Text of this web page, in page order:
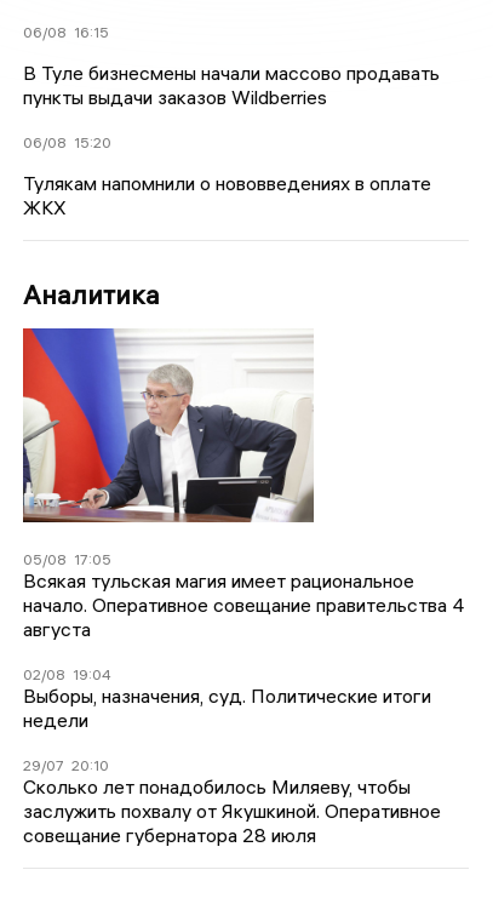
06/08 16:15
В Туле бизнесмены начали массово продавать
пункты выдачи заказов Wildberries
06/08 15:20
Тулякам напомнили о нововведениях в оплате
ЖКХ
Аналитика
05/08 17:05
Всякая тульская магия имеет рациональное
начало. Оперативное совещание правительства 4
августа
02/08 19:04
Выборы, назначения, суд. Политические итоги
недели
29/07 20:10
Сколько лет понадобилось Миляеву, чтобы
заслужить похвалу от Якушкиной. Оперативное
совещание губернатора 28 июля